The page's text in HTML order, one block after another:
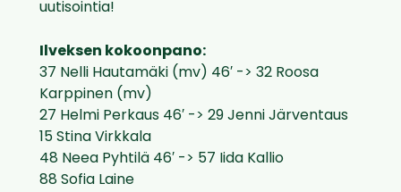
uutisointia!
Ilveksen kokoonpano:
37 Nelli Hautamäki (mv) 46′ -> 32 Roosa
Karppinen (mv)
27 Helmi Perkaus 46′ -> 29 Jenni Järventaus
15 Stina Virkkala
48 Neea Pyhtilä 46′ -> 57 Iida Kallio
88 Sofia Laine